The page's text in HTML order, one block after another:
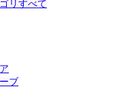
リすべて
ブ